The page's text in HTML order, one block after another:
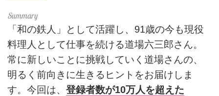
「和の鉄人」として活躍し、91歳の今も現役
料理人として仕事を続ける道場六三郎さん。
常に新しいことに挑戦していく道場さんの、
明るく前向きに生きるヒントをお届けしま
す。今回は、 登録者数が10万人を超えた